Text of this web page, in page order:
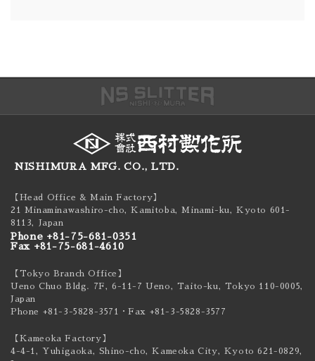
NISHIMURA MFG. CO., LTD.
【Head Office & Main Factory】
21 Minaminawashiro-cho, Kamitoba, Minami-ku,
Kyoto 601-
8113, Japan
Phone +81-75-681-0351
Fax +81-75-681-4610
【Tokyo Branch Office】
Ueno Chuo Bldg. 7F, 6-11-7 Ueno, Taito-ku, Tokyo 110-0005,
Japan
Phone +81-3-5828-3571
・Fax +81-3-5828-3577
【Kameoka Factory】
4-4-1, Yuhigaoka, Shino-cho, Kameoka City,
Kyoto 621-0829,